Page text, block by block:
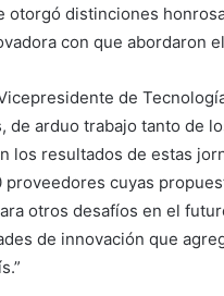
otorgó distinciones
con que abordaron
de
de arduo trabajo tanto de
los resultados de estas
proveedores cuyas
otros desafíos en el
de innovación que